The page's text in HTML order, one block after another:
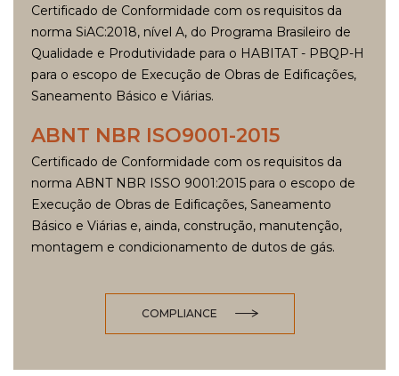
Certificado de Conformidade com os requisitos da
norma SiAC:2018, nível A, do Programa Brasileiro de
Qualidade e Produtividade para o HABITAT - PBQP-H
para o escopo de Execução de Obras de Edificações,
Saneamento Básico e Viárias.
ABNT NBR ISO9001-2015
Certificado de Conformidade com os requisitos da
norma ABNT NBR ISSO 9001:2015 para o escopo de
Execução de Obras de Edificações, Saneamento
Básico e Viárias e, ainda, construção, manutenção,
montagem e condicionamento de dutos de gás.
COMPLIANCE